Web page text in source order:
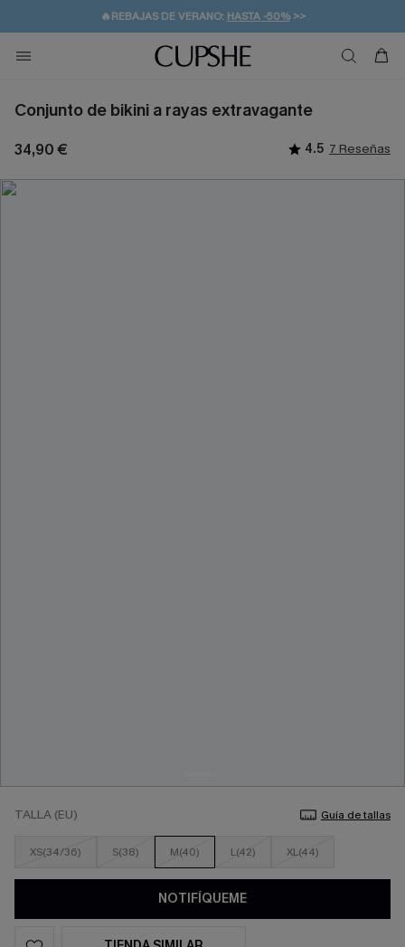
👒PROMOCIÓN DE VERANO:-10% EN 2 VESTIDOS
💌¡SUSCRIBIRSE & GANAR -10% EXTRA!
🚚ENVÍO GRATUITO A PARTIR DE 49 € >>
Conjunto de bikini a rayas extravagante
34,90 € 4.5 7 Reseñas
TALLA (EU) Guía de tallas
XS(34/36) S(38) M(40) L(42) XL(44)
NOTIFÍQUEME